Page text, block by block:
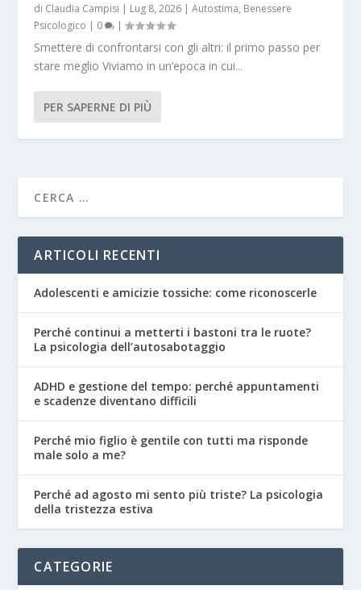
di Claudia Campisi | Lug 8, 2026 |Autostima, Benessere
Psicologico | 0 |
Smettere di confrontarsi con gli altri: il primo passo per
stare meglio Viviamo in un’epoca in cui...
PER SAPERNE DI PIÙ
ARTICOLI RECENTI
Adolescenti e amicizie tossiche: come riconoscerle
Perché continui a metterti i bastoni tra le ruote?
La psicologia dell’autosabotaggio
ADHD e gestione del tempo: perché appuntamenti
e scadenze diventano difficili
Perché mio figlio è gentile con tutti ma risponde
male solo a me?
Perché ad agosto mi sento più triste? La psicologia
della tristezza estiva
CATEGORIE